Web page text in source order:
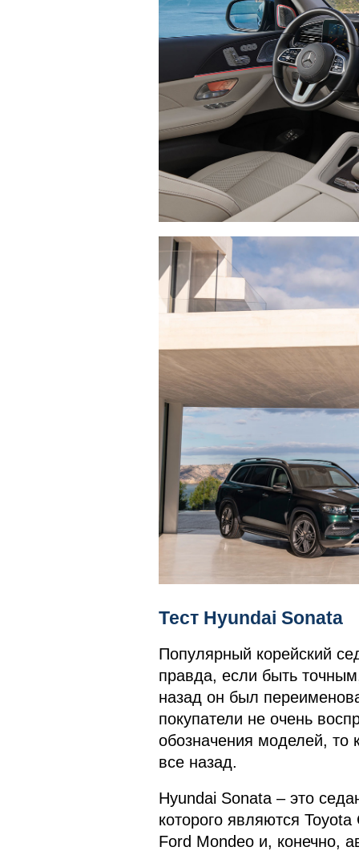
Тест Hyundai Sonata
Популярный корейский
правда, если быть
назад он был
покупатели не очень
обозначения моделей, то
все назад.
Hyundai Sonata – это
которого являются
Ford Mondeo и, конечно,